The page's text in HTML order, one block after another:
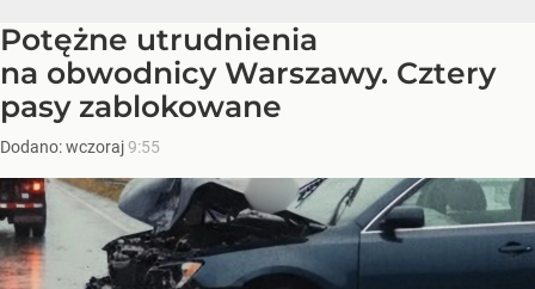
Potężne utrudnienia
na obwodnicy Warszawy. Cztery
pasy zablokowane
Dodano:wczoraj9:55